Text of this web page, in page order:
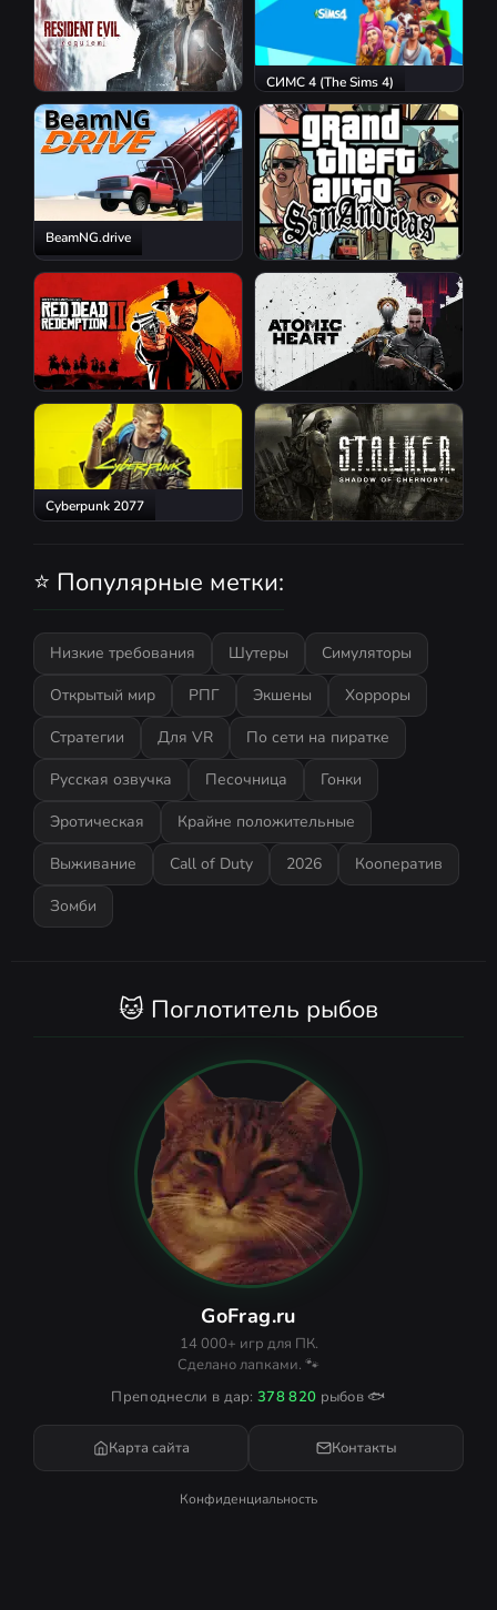
Resident Evil Requiem
СИМС 4 (The Sims 4)
BeamNG.drive
GTA San Andreas
Red Dead Redemption 2 Atomic Heart
Cyberpunk 2077
⭐ Популярные метки:
Низкие требования Шутеры
Симуляторы
Открытый мир
РПГ Экшены
Хорроры
Стратегии
Для VR
По сети на пиратке
Русская озвучка
Песочница
Гонки
Эротическая
Крайне положительные
Выживание
Call of Duty 2026
Кооператив
Зомби
🐱 Поглотитель рыбов
GoFrag.ru
14 000+ игр для ПК.
Сделано лапками. 🐾
Преподнесли в дар:378 820 рыбов 🐟
Карта сайта Контакты
Конфиденциальность